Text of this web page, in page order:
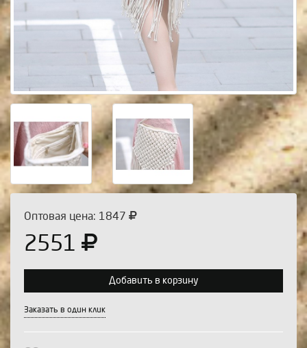
Оптовая цена: 1847
2551
Выберите количество:
Добавить в корзину
Заказать в один клик